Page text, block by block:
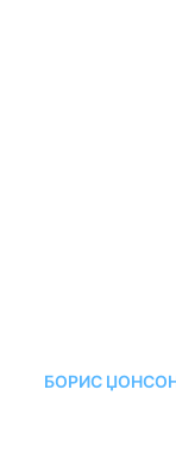
БОРИС